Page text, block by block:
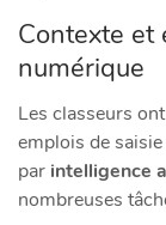
Contexte et
numérique
Les classeurs
emplois de
par intelligence
nombreuses